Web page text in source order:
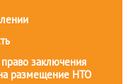
заключения
размещение НТО